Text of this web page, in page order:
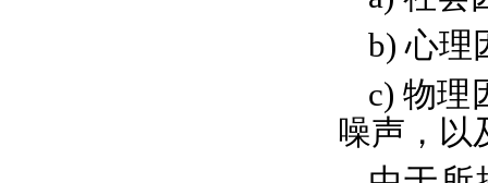
b) 心理
c) 物理
噪声，以